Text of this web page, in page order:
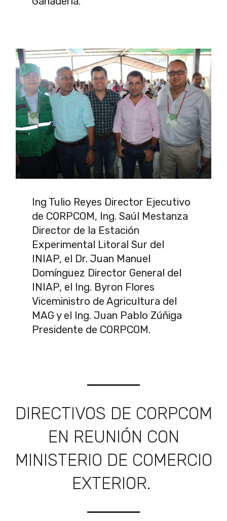
Ing Tulio Reyes Director Ejecutivo
de CORPCOM, Ing. Saúl Mestanza
Director de la Estación
Experimental Litoral Sur del
INIAP, el Dr. Juan Manuel
Domínguez Director General del
INIAP, el Ing. Byron Flores
Viceministro de Agricultura del
MAG y el Ing. Juan Pablo Zúñiga
Presidente de CORPCOM.
DIRECTIVOS DE CORPCOM
EN REUNIÓN CON
MINISTERIO DE COMERCIO
EXTERIOR.